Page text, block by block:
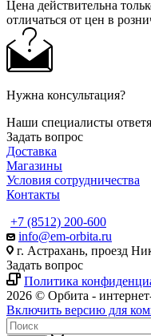
Цена действительна
отличаться от цен в
Нужна консультация?
Наши специалисты
Задать вопрос
Доставка
Магазины
Условия сотрудничества
Контакты
+7 (8512) 200-600
info@em-orbita.ru
г. Астрахань, проезд
Задать вопрос
Политика
2026 © Орбита -
Включить версию для